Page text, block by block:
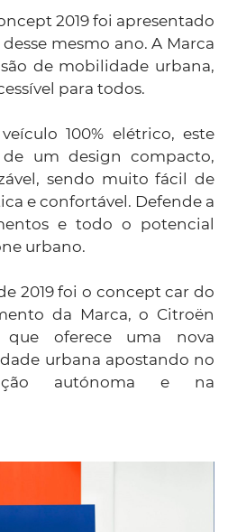
2019 foi apresentado
mesmo ano. A Marca
de mobilidade urbana,
para todos.
100% elétrico, este
um design compacto,
sendo muito fácil de
e confortável. Defende a
e todo o potencial
urbano.
2019 foi o concept car do
da Marca, o Citroën
que oferece uma nova
urbana apostando no
autónoma e na